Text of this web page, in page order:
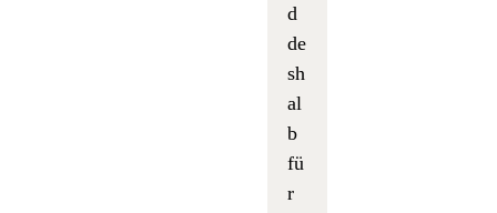
d
de
sh
al
b
fü
r